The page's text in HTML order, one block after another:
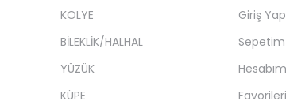
KOLYE
BİLEKLİK/HALHAL
YÜZÜK
KÜPE
Giriş Yap
Sepetim
Hesabım